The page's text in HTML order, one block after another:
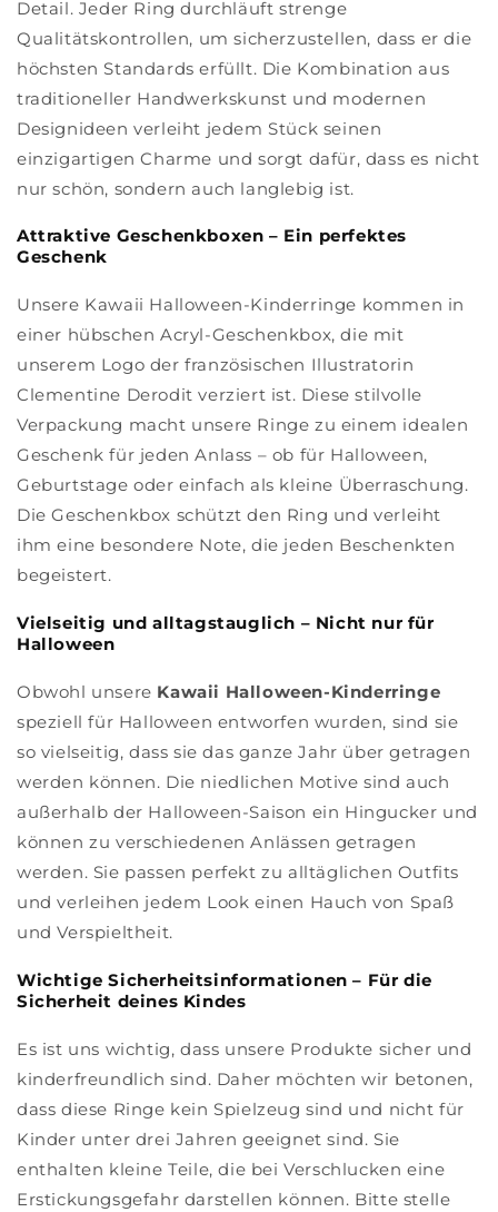
Detail. Jeder Ring durchläuft strenge
Qualitätskontrollen, um sicherzustellen, dass er die
höchsten Standards erfüllt. Die Kombination aus
traditioneller Handwerkskunst und modernen
Designideen verleiht jedem Stück seinen
einzigartigen Charme und sorgt dafür, dass es nicht
nur schön, sondern auch langlebig ist.
Attraktive Geschenkboxen – Ein perfektes
Geschenk
Unsere Kawaii Halloween-Kinderringe kommen in
einer hübschen Acryl-Geschenkbox, die mit
unserem Logo der französischen Illustratorin
Clementine Derodit verziert ist. Diese stilvolle
Verpackung macht unsere Ringe zu einem idealen
Geschenk für jeden Anlass – ob für Halloween,
Geburtstage oder einfach als kleine Überraschung.
Die Geschenkbox schützt den Ring und verleiht
ihm eine besondere Note, die jeden Beschenkten
begeistert.
Vielseitig und alltagstauglich – Nicht nur für
Halloween
Obwohl unsere Kawaii Halloween-Kinderringe
speziell für Halloween entworfen wurden, sind sie
so vielseitig, dass sie das ganze Jahr über getragen
werden können. Die niedlichen Motive sind auch
außerhalb der Halloween-Saison ein Hingucker und
können zu verschiedenen Anlässen getragen
werden. Sie passen perfekt zu alltäglichen Outfits
und verleihen jedem Look einen Hauch von Spaß
und Verspieltheit.
Wichtige Sicherheitsinformationen – Für die
Sicherheit deines Kindes
Es ist uns wichtig, dass unsere Produkte sicher und
kinderfreundlich sind. Daher möchten wir betonen,
dass diese Ringe kein Spielzeug sind und nicht für
Kinder unter drei Jahren geeignet sind. Sie
enthalten kleine Teile, die bei Verschlucken eine
Erstickungsgefahr darstellen können. Bitte stelle